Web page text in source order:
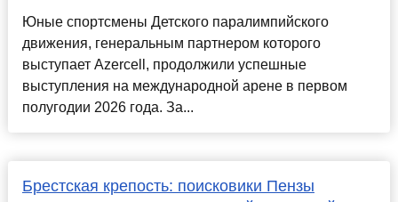
Юные спортсмены Детского паралимпийского
движения, генеральным партнером которого
выступает Azercell, продолжили успешные
выступления на международной арене в первом
полугодии 2026 года. За...
Брестская крепость: поисковики Пензы